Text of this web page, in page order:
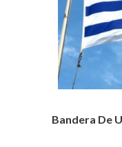
Bandera De